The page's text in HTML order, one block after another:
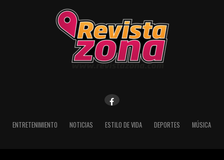
ENTRETENIMIENTO NOTICIAS ESTILO DE VIDA DEPORTES MÚSICA